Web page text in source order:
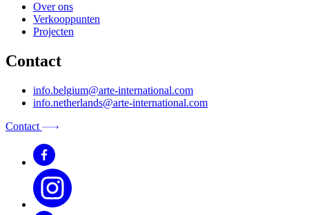
Over ons
Verkooppunten
Projecten
Contact
info.belgium@arte-international.com
info.netherlands@arte-international.com
Contact